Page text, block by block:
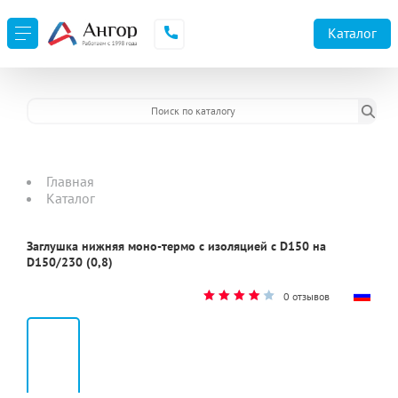
Каталог
Главная
Каталог
Заглушка нижняя моно-термо с изоляцией с D150 на
D150/230 (0,8)
0 отзывов